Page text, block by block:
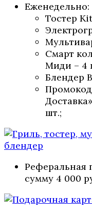
Еженедельно:
Тостер
Смарт
Миди – 4
Блендер
шт.;
Реферальная
сумму 4 000